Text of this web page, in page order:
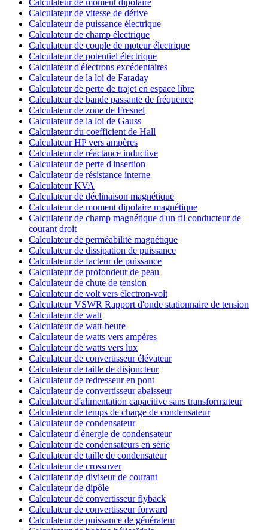
Calculateur de vitesse de dérive
Calculateur de puissance électrique
Calculateur de champ électrique
Calculateur de couple de moteur électrique
Calculateur de potentiel électrique
Calculateur d'électrons excédentaires
Calculateur de la loi de Faraday
Calculateur de perte de trajet en espace libre
Calculateur de bande passante de fréquence
Calculateur de zone de Fresnel
Calculateur de la loi de Gauss
Calculateur du coefficient de Hall
Calculateur HP vers ampères
Calculateur de réactance inductive
Calculateur de perte d'insertion
Calculateur de résistance interne
Calculateur KVA
Calculateur de déclinaison magnétique
Calculateur de moment dipolaire magnétique
Calculateur de champ magnétique d'un fil conducteur de
courant droit
Calculateur de perméabilité magnétique
Calculateur de dissipation de puissance
Calculateur de facteur de puissance
Calculateur de profondeur de peau
Calculateur de chute de tension
Calculateur de volt vers électron-volt
Calculateur VSWR Rapport d'onde stationnaire de tension
Calculateur de watt
Calculateur de watt-heure
Calculateur de watts vers ampères
Calculateur de watts vers lux
Calculateur de convertisseur élévateur
Calculateur de taille de disjoncteur
Calculateur de redresseur en pont
Calculateur de convertisseur abaisseur
Calculateur d'alimentation capacitive sans transformateur
Calculateur de temps de charge de condensateur
Calculateur de condensateur
Calculateur d'énergie de condensateur
Calculateur de condensateurs en série
Calculateur de taille de condensateur
Calculateur de crossover
Calculateur de diviseur de courant
Calculateur de dipôle
Calculateur de convertisseur flyback
Calculateur de convertisseur forward
Calculateur de puissance de générateur